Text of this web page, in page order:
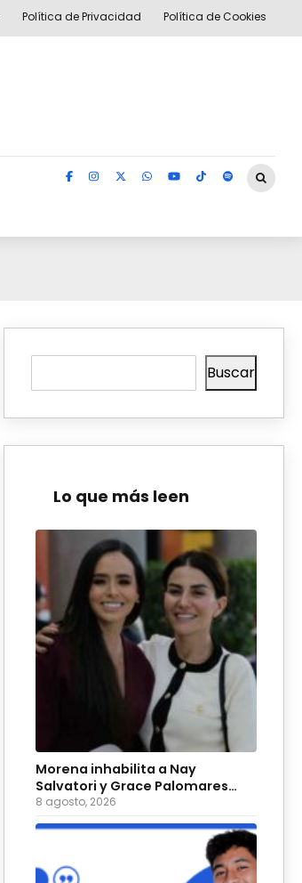
Política de Privacidad Política de Cookies
Buscar
Lo que más leen
Morena inhabilita a Nay
Salvatori y Grace Palomares
para 2027
8 agosto, 2026